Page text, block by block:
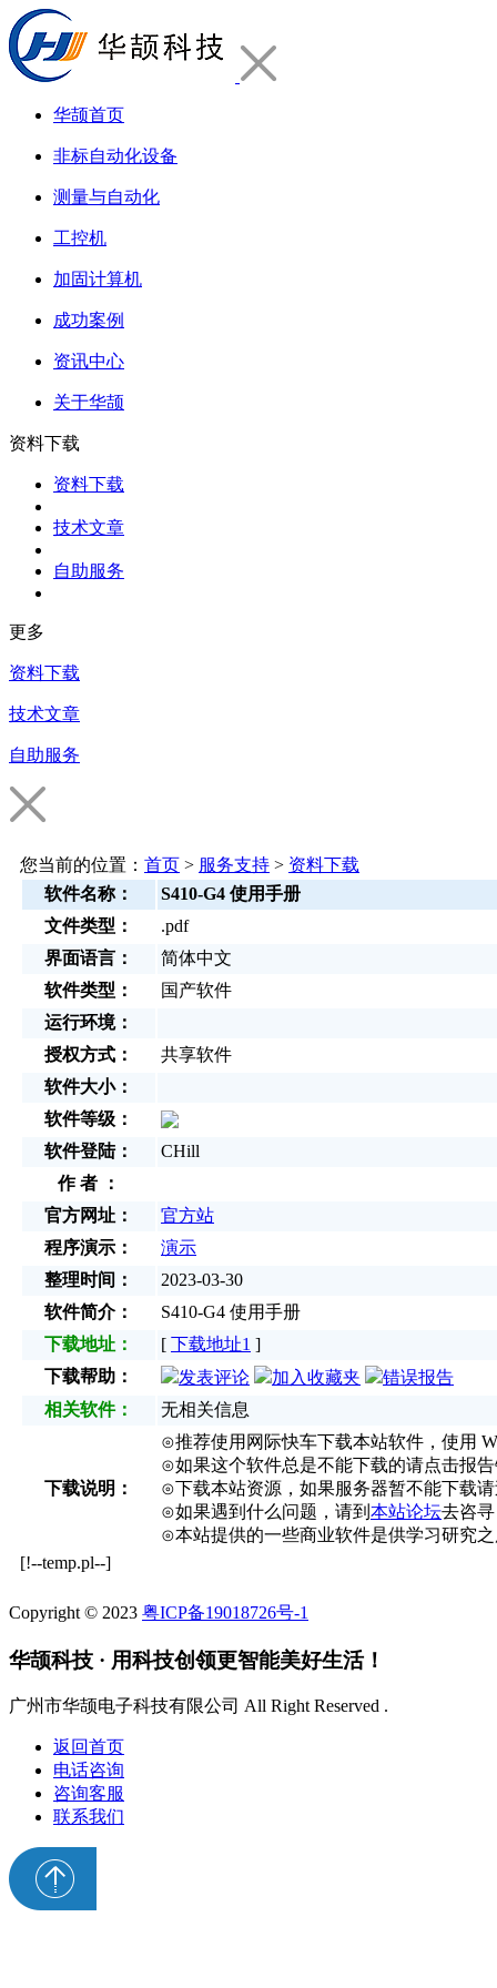
华颉首页
非标自动化设备
测量与自动化
工控机
加固计算机
成功案例
资讯中心
关于华颉
资料下载
资料下载
技术文章
自助服务
更多
资料下载
技术文章
自助服务
您当前的位置： 首页 > 服务支持 > 资料下载
软件名称：
S410-G4 使用手册
文件类型：
.pdf
界面语言：
简体中文
软件类型：
国产软件
运行环境：
授权方式：
共享软件
软件大小：
软件等级：
软件登陆：
CHill
作 者 ：
官方网址：
官方站
程序演示：
演示
整理时间：
2023-03-30
软件简介：
S410-G4 使用手册
下载地址：
[ 下载地址1 ]
下载帮助：
发表评论 加入收藏夹
错误报告
相关软件：
无相关信息
下载说明：
⊙推荐使用网际快车下载本站软件，使用
⊙如果这个软件总是不能下载的请点击报
⊙下载本站资源，如果服务器暂不能下载
⊙如果遇到什么问题，请到 本站论坛去咨
⊙本站提供的一些商业软件是供学习研究
[!--temp.pl--]
Copyright © 2023 粤ICP备19018726号-1
华颉科技 · 用科技创领更智能美好生活！
广州市华颉电子科技有限公司 All Right Reserved .
返回首页
电话咨询
咨询客服
联系我们